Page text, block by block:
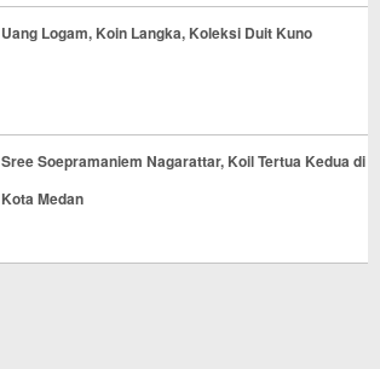
Uang Logam, Koin Langka, Koleksi Duit Kuno
Sree Soepramaniem Nagarattar, Koil Tertua Kedua di
Kota Medan